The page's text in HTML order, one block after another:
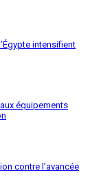
intensifient
équipements
contre l’avancée